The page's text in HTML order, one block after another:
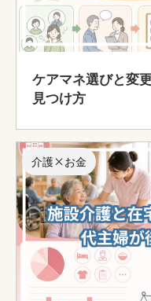
ケアマネ選びと変
見つけ方
介護×お金